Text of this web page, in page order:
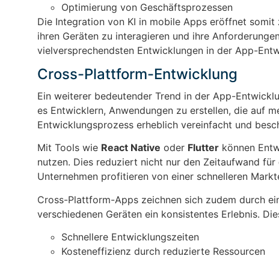
Optimierung von Geschäftsprozessen
Die Integration von KI in mobile Apps eröffnet
ihren Geräten zu interagieren und ihre
vielversprechendsten Entwicklungen in der App-
Cross-Plattform-Entwicklung
Ein weiterer bedeutender Trend in der App-
es Entwicklern, Anwendungen zu erstellen, die auf
Entwicklungsprozess erheblich vereinfacht und
Mit Tools wie React Native oder Flutter können
nutzen. Dies reduziert nicht nur den Zeitaufwand
Unternehmen profitieren von einer schnelleren
Cross-Plattform-Apps zeichnen sich zudem durch
verschiedenen Geräten ein konsistentes Erlebnis.
Schnellere Entwicklungszeiten
Kosteneffizienz durch reduzierte Ressourcen